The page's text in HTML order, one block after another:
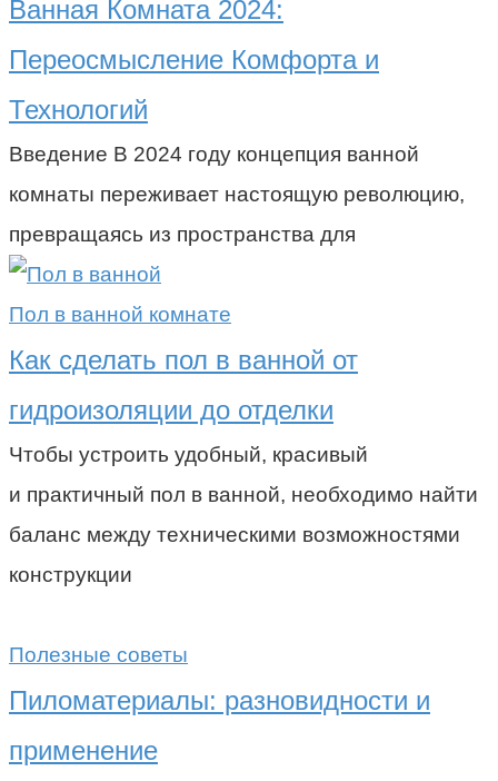
Ванная Комната 2024:
Переосмысление Комфорта и
Технологий
Введение В 2024 году концепция ванной
комнаты переживает настоящую революцию,
превращаясь из пространства для
Пол в ванной комнате
Как сделать пол в ванной от
гидроизоляции до отделки
Чтобы устроить удобный, красивый
и практичный пол в ванной, необходимо найти
баланс между техническими возможностями
конструкции
Полезные советы
Пиломатериалы: разновидности и
применение